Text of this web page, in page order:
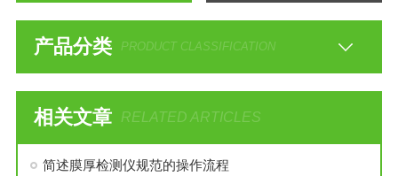
产品分类 PRODUCT CLASSIFICATION
相关文章 RELATED ARTICLES
简述膜厚检测仪规范的操作流程